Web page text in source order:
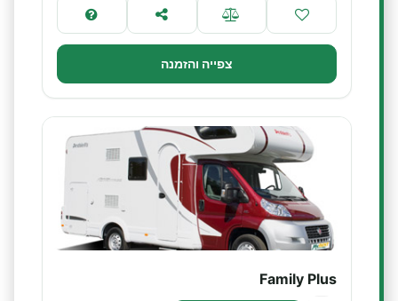
צפייה והזמנה
Family Plus